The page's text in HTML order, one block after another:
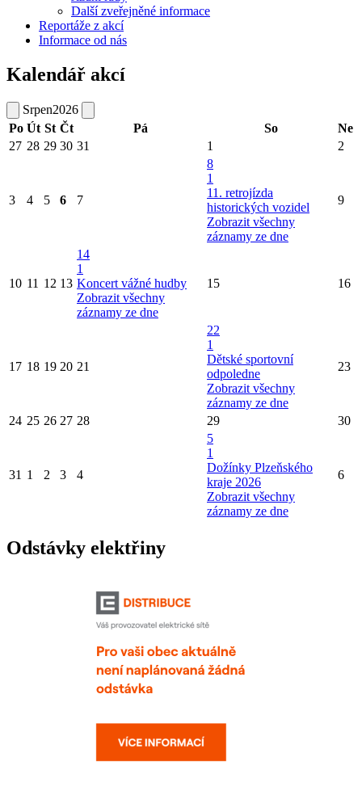
Další zveřejněné informace
Reportáže z akcí
Informace od nás
Kalendář akcí
Srpen2026
Po Út St Čt Pá So
Ne
27 28 29 30 31 1 2
3 4 5 6 7
8
1
11. retrojízda
historických vozidel
Zobrazit všechny
záznamy ze dne
9
10 11 12 13
14
1
Koncert vážné hudby
Zobrazit všechny
záznamy ze dne
15 16
17 18 19 20 21
22
1
Dětské sportovní
odpoledne
Zobrazit všechny
záznamy ze dne
23
24 25 26 27 28 29 30
31 1 2 3 4
5
1
Dožínky Plzeňského
kraje 2026
Zobrazit všechny
záznamy ze dne
6
Odstávky elektřiny